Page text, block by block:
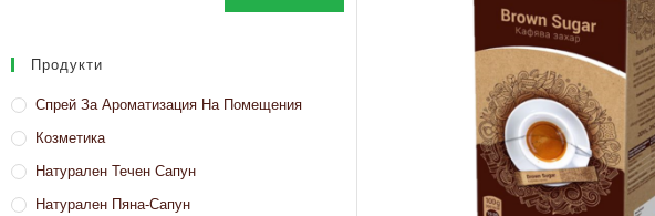
Продукти
Спрей За Ароматизация На Помещения
Козметика
Натурален Течен Сапун
Натурален Пяна-Сапун